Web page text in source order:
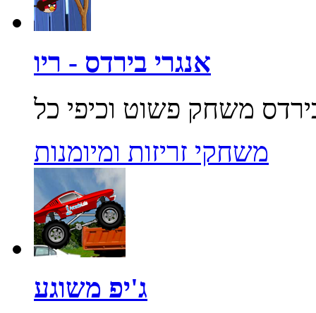
אנגרי בירדס - ריו
משחקי זריזות ומיומנות
ג'יפ משוגע